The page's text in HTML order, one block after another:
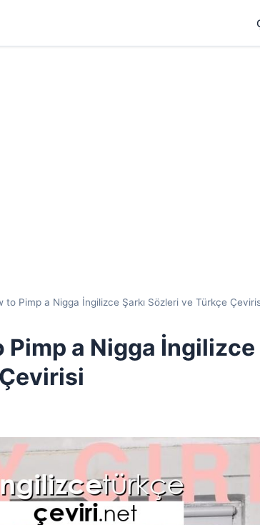
to Pimp a Nigga İngilizce Şarkı Sözleri ve Türkçe
a Nigga İngilizce